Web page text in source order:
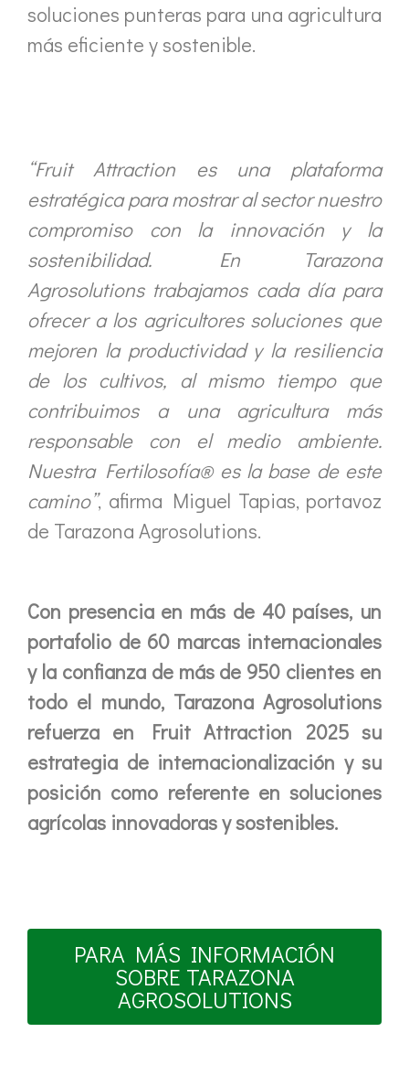
soluciones punteras para una agricultura
más eficiente y sostenible.
“Fruit Attraction es una plataforma
estratégica para mostrar al sector nuestro
compromiso con la innovación y la
sostenibilidad. En Tarazona
Agrosolutions trabajamos cada día para
ofrecer a los agricultores soluciones que
mejoren la productividad y la resiliencia
de los cultivos, al mismo tiempo que
contribuimos a una agricultura más
responsable con el medio ambiente.
Nuestra Fertilosofía® es la base de este
camino”, afirma Miguel Tapias, portavoz
de Tarazona Agrosolutions.
Con presencia en más de 40 países, un
portafolio de 60 marcas internacionales
y la confianza de más de 950 clientes en
todo el mundo, Tarazona Agrosolutions
refuerza en Fruit Attraction 2025 su
estrategia de internacionalización y su
posición como referente en soluciones
agrícolas innovadoras y sostenibles.
PARA MÁS INFORMACIÓN
SOBRE TARAZONA
AGROSOLUTIONS